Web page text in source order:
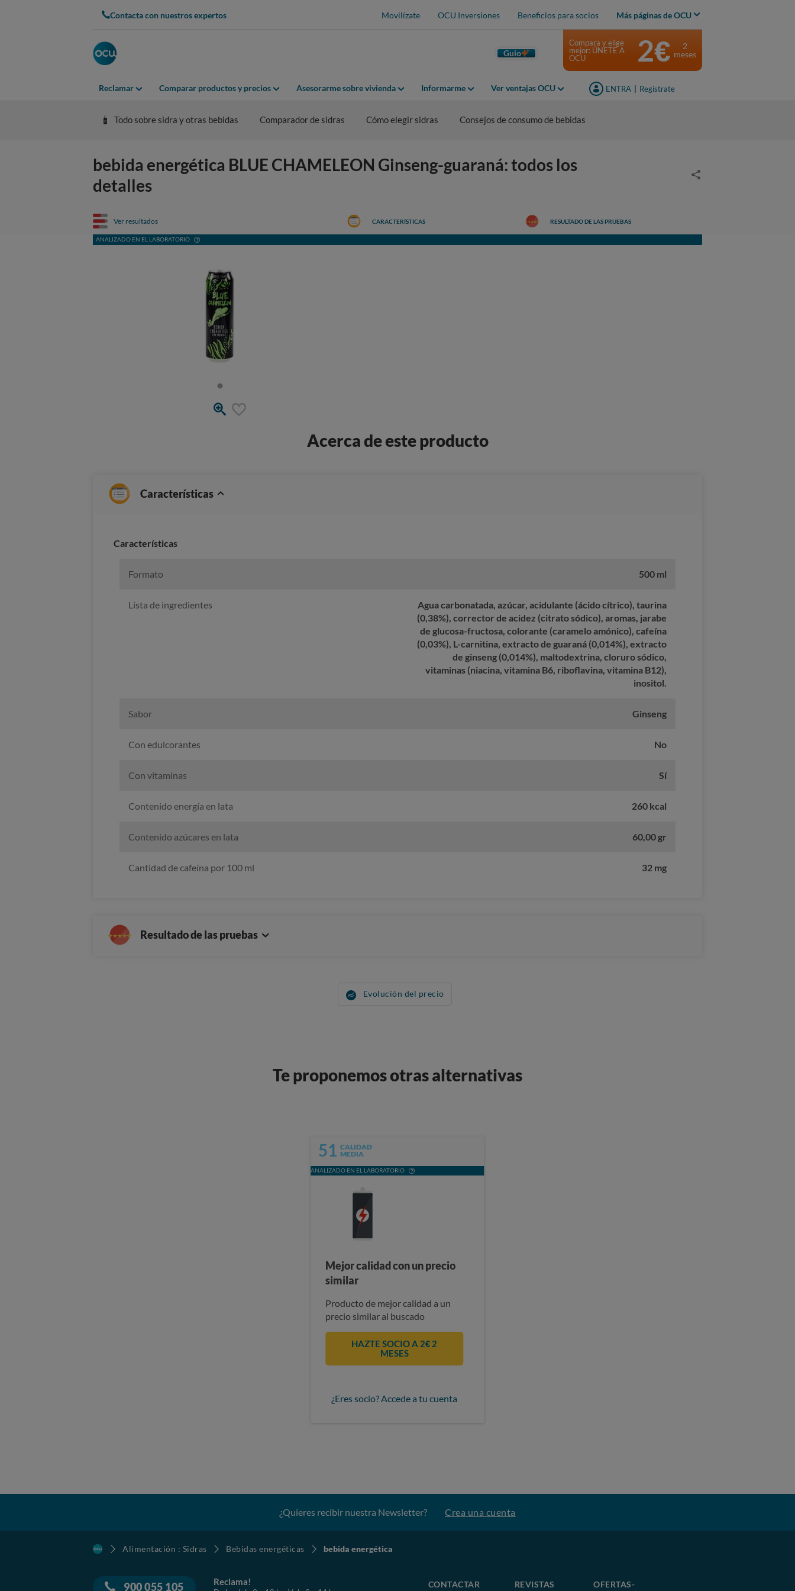
Contacta con nuestros expertos Movilízate OCU Inversiones Beneficios para socios Más páginas de OCU
Guio
Reclamar Comparar productos y precios Asesorarme sobre vivienda Informarme Ver ventajas OCU ENTRA Regístrate
Compara y elige
mejor: ÚNETE A
OCU
2€
2
meses
Todo sobre sidra y otras bebidas Comparador de sidras Cómo elegir sidras Consejos de consumo de bebidas
bebida energética BLUE CHAMELEON Ginseng-guaraná: todos los
detalles
Ver resultados
ANALIZADO EN EL LABORATORIO
CARACTERÍSTICAS RESULTADO DE LAS PRUEBAS
Acerca de este producto
Características
Caracterí­sticas
Formato 500 ml
Lista de ingredientes
Agua carbonatada, azúcar, acidulante (ácido cítrico), taurina
(0,38%), corrector de acidez (citrato sódico), aromas, jarabe
de glucosa-fructosa, colorante (caramelo amónico), cafeína
(0,03%), L-carnitina, extracto de guaraná (0,014%), extracto
de ginseng (0,014%), maltodextrina, cloruro sódico,
vitaminas (niacina, vitamina B6, riboflavina, vitamina B12),
inositol.
Sabor Ginseng
Con edulcorantes No
Con vitaminas Sí
Contenido energía en lata 260 kcal
Contenido azúcares en lata 60,00 gr
Cantidad de cafeína por 100 ml 32 mg
Resultado de las pruebas
Evolución del precio
Te proponemos otras alternativas
51 CALIDAD
MEDIA
ANALIZADO EN EL LABORATORIO
Mejor calidad con un precio
similar
Producto de mejor calidad a un
precio similar al buscado
HAZTE SOCIO A 2€ 2
MESES
¿Eres socio? Accede a tu cuenta
¿Quieres recibir nuestra Newsletter? Crea una cuenta
Alimentación : Sidras Bebidas energéticas bebida energética
900 055 105 Reclama! CONTACTAR REVISTAS
OFERTAS-